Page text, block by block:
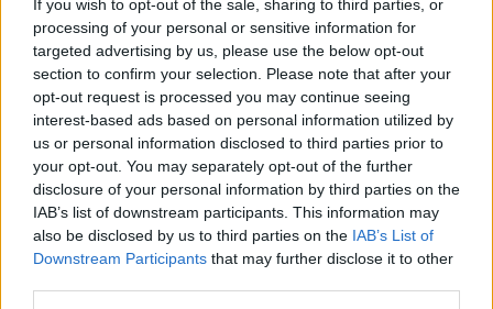
If you wish to opt-out of the sale, sharing to third parties, or
processing of your personal or sensitive information for
targeted advertising by us, please use the below opt-out
section to confirm your selection. Please note that after your
opt-out request is processed you may continue seeing
interest-based ads based on personal information utilized by
us or personal information disclosed to third parties prior to
your opt-out. You may separately opt-out of the further
disclosure of your personal information by third parties on the
IAB’s list of downstream participants. This information may
also be disclosed by us to third parties on the IAB’s List of
Downstream Participants that may further disclose it to other